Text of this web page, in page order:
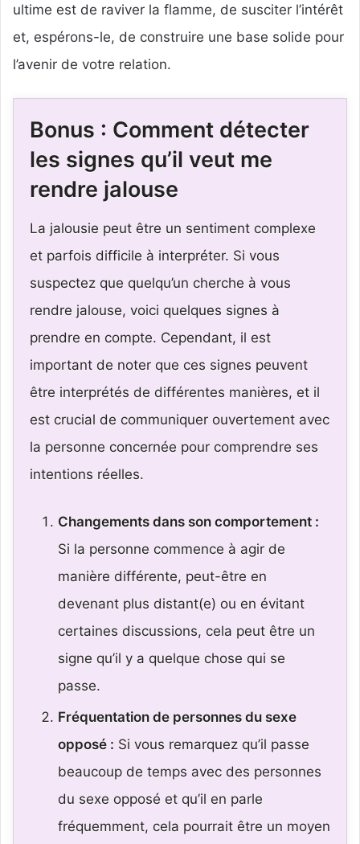
ultime est de raviver la flamme, de susciter l’intérêt
et, espérons-le, de construire une base solide pour
l’avenir de votre relation.
Bonus : Comment détecter
les signes qu’il veut me
rendre jalouse
La jalousie peut être un sentiment complexe
et parfois difficile à interpréter. Si vous
suspectez que quelqu’un cherche à vous
rendre jalouse, voici quelques signes à
prendre en compte. Cependant, il est
important de noter que ces signes peuvent
être interprétés de différentes manières, et il
est crucial de communiquer ouvertement avec
la personne concernée pour comprendre ses
intentions réelles.
Changements dans son comportement :
Si la personne commence à agir de
manière différente, peut-être en
devenant plus distant(e) ou en évitant
certaines discussions, cela peut être un
signe qu’il y a quelque chose qui se
passe.
Fréquentation de personnes du sexe
opposé : Si vous remarquez qu’il passe
beaucoup de temps avec des personnes
du sexe opposé et qu’il en parle
fréquemment, cela pourrait être un moyen